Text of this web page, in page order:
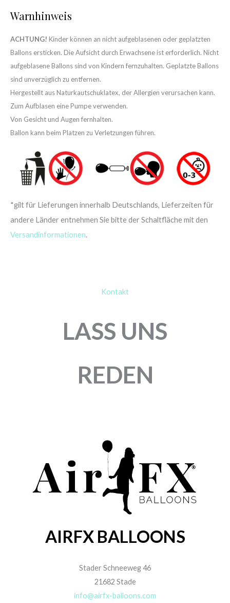
Warnhinweis
ACHTUNG! Kinder können an nicht aufgeblasenen oder geplatzten
Ballons ersticken. Die Aufsicht durch Erwachsene ist erforderlich. Nicht
aufgeblasene Ballons sind von Kindern fernzuhalten. Geplatzte Ballons
sind unverzüglich zu entfernen.
Hergestellt aus Naturkautschuklatex, der Allergien verursachen kann.
Zum Aufblasen eine Pumpe verwenden.
Von Gesicht und Augen fernhalten.
Ballon kann beim Platzen zu Verletzungen führen.
*gilt für Lieferungen innerhalb Deutschlands, Lieferzeiten für
andere Länder entnehmen Sie bitte der Schaltfläche mit den
Versandinformationen.
Kontakt
LASS UNS
REDEN
AIRFX BALLOONS
Stader Schneeweg 46
21682 Stade
info@airfx-balloons.com